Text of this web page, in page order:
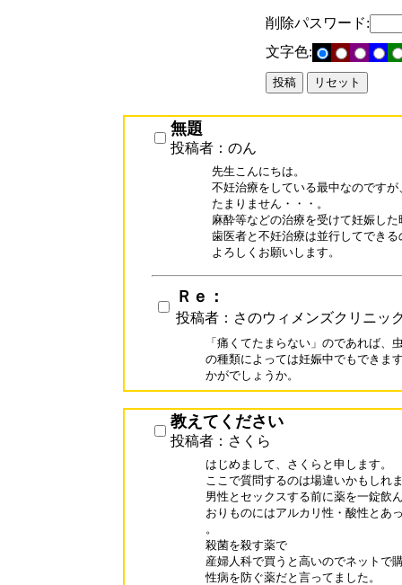
削除パスワード:
文字色:
無題
投稿者：のん
先生こんにちは。
不妊治療をしている最中なのです
たまりません・・・。
麻酔等などの治療を受けて妊娠し
歯医者と不妊治療は並行してでき
Ｒｅ：
投稿者：さのウィメンズクリニッ
「痛くてたまらない」のであれば、
の種類によっては妊娠中でもできま
かがでしょうか。
教えてください
投稿者：さくら
はじめまして、さくらと申します。
ここで質問するのは場違いかもしれ
男性とセックスする前に薬を一錠飲
おりものにはアルカリ性・酸性とあ
。
殺菌を殺す薬で
産婦人科で買うと高いのでネットで
性病を防ぐ薬だと言ってました。